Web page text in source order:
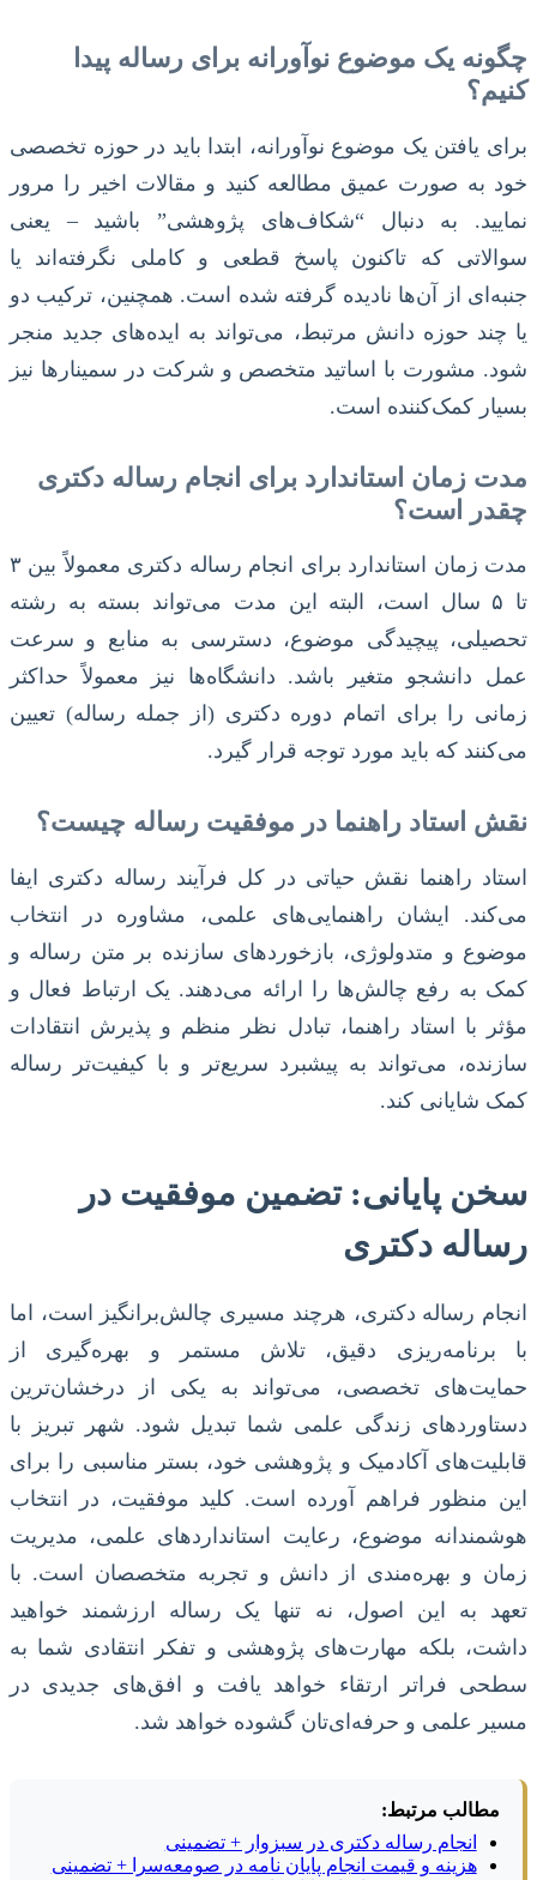
چگونه یک موضوع نوآورانه برای رساله پیدا
کنیم؟
برای یافتن یک موضوع نوآورانه، ابتدا باید در حوزه تخصصی
خود به صورت عمیق مطالعه کنید و مقالات اخیر را مرور
نمایید. به دنبال “شکاف‌های پژوهشی” باشید – یعنی
سوالاتی که تاکنون پاسخ قطعی و کاملی نگرفته‌اند یا
جنبه‌ای از آن‌ها نادیده گرفته شده است. همچنین، ترکیب دو
یا چند حوزه دانش مرتبط، می‌تواند به ایده‌های جدید منجر
شود. مشورت با اساتید متخصص و شرکت در سمینارها نیز
بسیار کمک‌کننده است.
مدت زمان استاندارد برای انجام رساله دکتری
چقدر است؟
مدت زمان استاندارد برای انجام رساله دکتری معمولاً بین ۳
تا ۵ سال است، البته این مدت می‌تواند بسته به رشته
تحصیلی، پیچیدگی موضوع، دسترسی به منابع و سرعت
عمل دانشجو متغیر باشد. دانشگاه‌ها نیز معمولاً حداکثر
زمانی را برای اتمام دوره دکتری (از جمله رساله) تعیین
می‌کنند که باید مورد توجه قرار گیرد.
نقش استاد راهنما در موفقیت رساله چیست؟
استاد راهنما نقش حیاتی در کل فرآیند رساله دکتری ایفا
می‌کند. ایشان راهنمایی‌های علمی، مشاوره در انتخاب
موضوع و متدولوژی، بازخورد‌های سازنده بر متن رساله و
کمک به رفع چالش‌ها را ارائه می‌دهند. یک ارتباط فعال و
مؤثر با استاد راهنما، تبادل نظر منظم و پذیرش انتقادات
سازنده، می‌تواند به پیشبرد سریع‌تر و با کیفیت‌تر رساله
کمک شایانی کند.
سخن پایانی: تضمین موفقیت در
رساله دکتری
انجام رساله دکتری، هرچند مسیری چالش‌برانگیز است، اما
با برنامه‌ریزی دقیق، تلاش مستمر و بهره‌گیری از
حمایت‌های تخصصی، می‌تواند به یکی از درخشان‌ترین
دستاوردهای زندگی علمی شما تبدیل شود. شهر تبریز با
قابلیت‌های آکادمیک و پژوهشی خود، بستر مناسبی را برای
این منظور فراهم آورده است. کلید موفقیت، در انتخاب
هوشمندانه موضوع، رعایت استانداردهای علمی، مدیریت
زمان و بهره‌مندی از دانش و تجربه متخصصان است. با
تعهد به این اصول، نه تنها یک رساله ارزشمند خواهید
داشت، بلکه مهارت‌های پژوهشی و تفکر انتقادی شما به
سطحی فراتر ارتقاء خواهد یافت و افق‌های جدیدی در
مسیر علمی و حرفه‌ای‌تان گشوده خواهد شد.
مطالب مرتبط:
انجام رساله دکتری در سبزوار + تضمینی
هزینه و قیمت انجام پایان نامه در صومعه‌سرا + تضمینی